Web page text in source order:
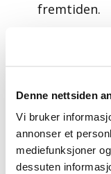
Denne nettsiden
Vi bruker
annonser et
mediefunksjoner
dessuten
fremtiden.
– Vi har
også
Nieminen.